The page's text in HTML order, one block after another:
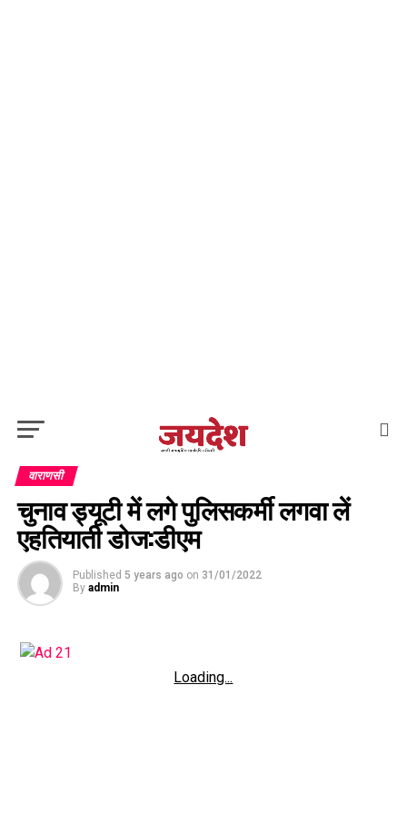
वाराणसी
चुनाव ड्यूटी में लगे पुलिसकर्मी लगवा लें
एहतियाती डोज:डीएम
Published 5 years ago on 31/01/2022
By admin
Loading...